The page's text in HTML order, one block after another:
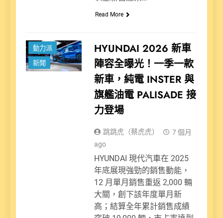
Read More
動力派
新聞
HYUNDAI 2026 新車
陣容全曝光！一季一款
新車，純電 INSTER 與
旗艦油電 PALISADE 接
力登場
跳跳虎（蔡虎虎）
7 個月
ago
HYUNDAI 現代汽車在 2025
年底展現強勁的銷售動能，
12 月單月銷售重返 2,000 輛
大關，創下該年度單月新
高；結算全年累計銷售成績